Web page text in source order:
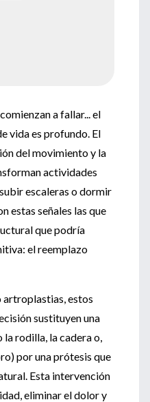
a fallar... el
vida es profundo. El
del movimiento y la
actividades
escaleras o dormir
estas señales las que
que podría
el reemplazo
artroplastias, estos
sustituyen una
rodilla, la cadera o,
por una prótesis que
Esta intervención
eliminar el dolor y